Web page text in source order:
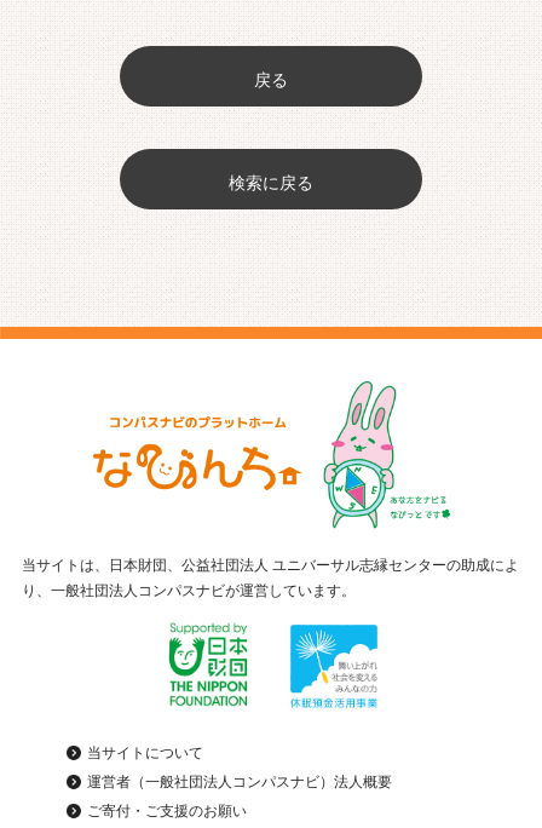
戻る
検索に戻る
当サイトは、日本財団、公益社団法人 ユニバーサル志縁センターの助成によ
り、一般社団法人コンパスナビが運営しています。
当サイトについて
運営者（一般社団法人コンパスナビ）法人概要
ご寄付・ご支援のお願い